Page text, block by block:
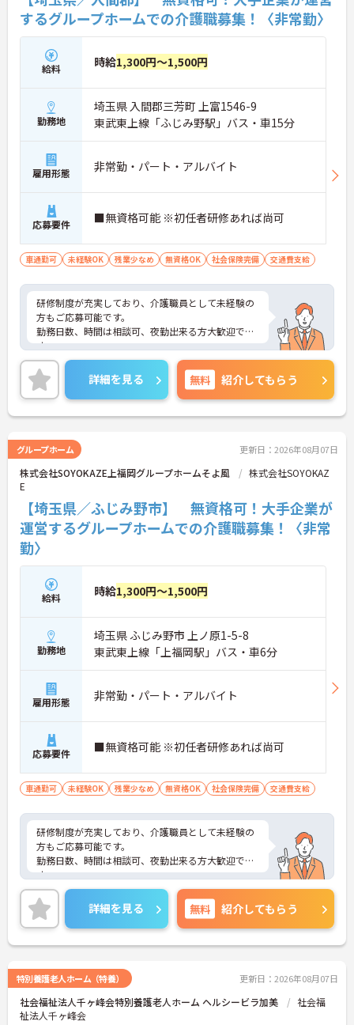
するグループホームでの介護職募集！〈非常勤〉
給料 時給1,300円～1,500円
勤務地
埼玉県 入間郡三芳町 上富1546-9
東武東上線「ふじみ野駅」バス・車15分
雇用形態 非常勤・パート・アルバイト
応募要件 ■無資格可能 ※初任者研修あれば尚可
車通勤可 未経験OK 残業少なめ 無資格OK 社会保険完備 交通費支給
研修制度が充実しており、介護職員として未経験の
方もご応募可能です。
勤務日数、時間は相談可、夜勤出来る方大歓迎で
す。
ご興味のある方は面接対策ポイントなどお話致しま
すのでお気軽にお問い合わせください。
詳細を見る 無料 紹介してもらう
グループホーム 更新日：2026年08月07日
株式会社SOYOKAZE上福岡グループホームそよ風
株式会社SOYOKAZ
E
【埼玉県／ふじみ野市】 無資格可！大手企業が
運営するグループホームでの介護職募集！〈非常
勤〉
給料 時給1,300円～1,500円
勤務地
埼玉県 ふじみ野市 上ノ原1-5-8
東武東上線「上福岡駅」バス・車6分
雇用形態 非常勤・パート・アルバイト
応募要件 ■無資格可能 ※初任者研修あれば尚可
車通勤可 未経験OK 残業少なめ 無資格OK 社会保険完備 交通費支給
研修制度が充実しており、介護職員として未経験の
方もご応募可能です。
勤務日数、時間は相談可、夜勤出来る方大歓迎で
す。
ご興味のある方は面接対策ポイントなどお話致しま
すのでお気軽にお問い合わせください。
詳細を見る 無料 紹介してもらう
特別養護老人ホーム（特養） 更新日：2026年08月07日
社会福祉法人千ヶ峰会特別養護老人ホーム ヘルシービラ加美
社会福
祉法人千ヶ峰会